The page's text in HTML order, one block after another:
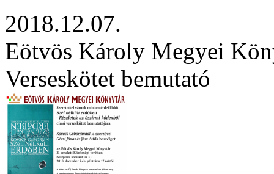
2018.12.07.
Eötvös Károly Megyei
Verseskötet bemutató